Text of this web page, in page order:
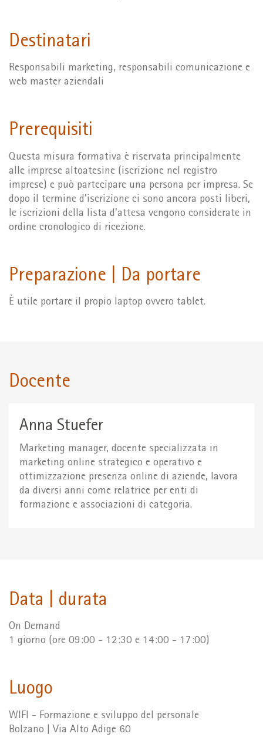
Destinatari
Responsabili marketing, responsabili comunicazione e
web master aziendali
Prerequisiti
Questa misura formativa è riservata principalmente
alle imprese altoatesine (iscrizione nel registro
imprese) e può partecipare una persona per impresa. Se
dopo il termine d'iscrizione ci sono ancora posti liberi,
le iscrizioni della lista d’attesa vengono considerate in
ordine cronologico di ricezione.
Preparazione | Da portare
È utile portare il propio laptop ovvero tablet.
Docente
Anna Stuefer
Marketing manager, docente specializzata in
marketing online strategico e operativo e
ottimizzazione presenza online di aziende, lavora
da diversi anni come relatrice per enti di
formazione e associazioni di categoria.
Data | durata
On Demand
1 giorno (ore 09:00 - 12:30 e 14:00 - 17:00)
Luogo
WIFI - Formazione e sviluppo del personale
Bolzano | Via Alto Adige 60